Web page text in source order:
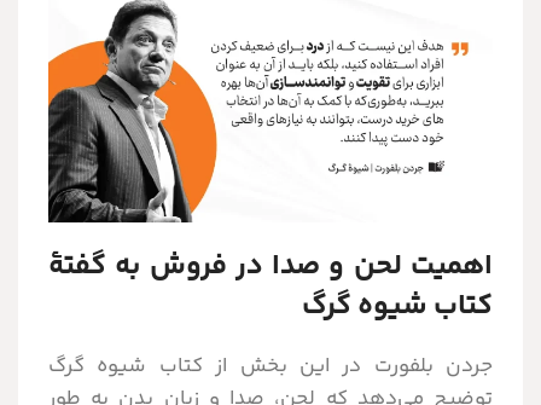
اهمیت لحن و صدا در فروش به گفتۀ
کتاب شیوه گرگ
جردن بلفورت در این بخش از کتاب شیوه گرگ
توضیح می‌دهد که لحن، صدا و زبان بدن به طور